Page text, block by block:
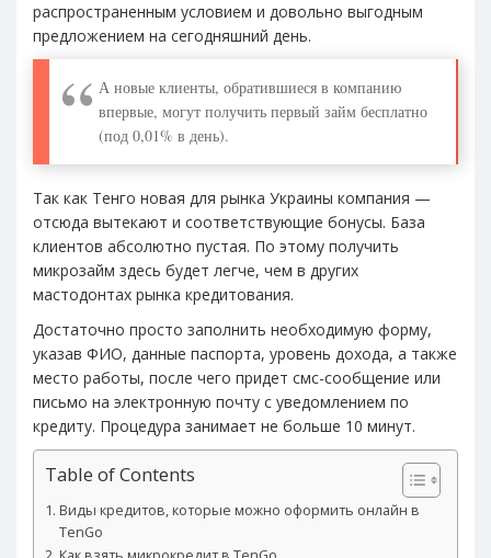
распространенным условием и довольно выгодным
предложением на сегодняшний день.
А новые клиенты, обратившиеся в компанию
впервые, могут получить первый займ бесплатно
(под 0,01% в день).
Так как Тенго новая для рынка Украины компания —
отсюда вытекают и соответствующие бонусы. База
клиентов абсолютно пустая. По этому получить
микрозайм здесь будет легче, чем в других
мастодонтах рынка кредитования.
Достаточно просто заполнить необходимую форму,
указав ФИО, данные паспорта, уровень дохода, а также
место работы, после чего придет смс-сообщение или
письмо на электронную почту с уведомлением по
кредиту. Процедура занимает не больше 10 минут.
Table of Contents
Виды кредитов, которые можно оформить онлайн в
TenGo